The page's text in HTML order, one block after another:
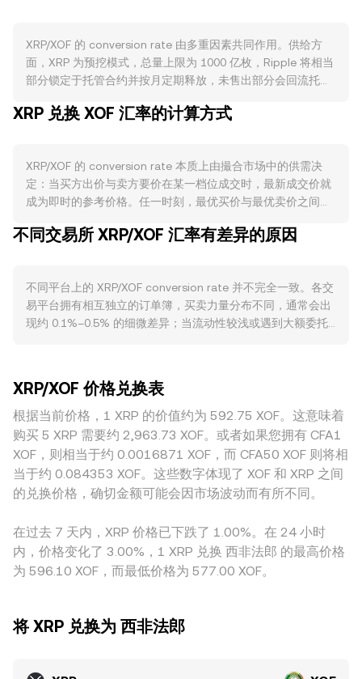
XRP/XOF 的 conversion rate 由多重因素共同作用。供给方
面，XRP 为预挖模式，总量上限为 1000 亿枚，Ripple 将相当
部分锁定于托管合约并按月定期释放，未售出部分会回流托
不存在比特币式的“减半”，也没有质押分红机制，因此新增流
的通道开通、合作机构的支付量增长、以及 XRPL 上的原生
DEX 活动、NFT（XLS-20）与即将扩展的 Hooks/侧链实验
等，都可能提升对 XRP 的需求。宏观层面，XRP 与比特币走
为西非金融共同体法郎，与欧元存在长期固定挂钩，因此欧元
券的诉讼进展、各国对加密资产支付与托管的许可政策，以及
西非地区关于法币出入金和跨境支付的规定，都会对市场情绪
与可用流动性产生显著影响。技术层面，永续合约资金费率的
的 conversion rate 并带来额外波动。
XRP 兑换 XOF 汇率的计算方式
XRP/XOF 的 conversion rate 本质上由撮合市场中的供需决
定：当买方出价与卖方要价在某一档位成交时，最新成交价就
成为即时的参考价格。任一时刻，最优买价与最优卖价之间的
venue，数据聚合商常使用成交量加权平均价（VWAP）来衡
上，若已知 conversion rate，则可用简单算式得到名义价
值：XOF Value = XRP Amount × rate；反之，XRP Amount =
XOF Value / rate。订单簿机制下，较深的买卖挂单会减少大
在 AMM 池中，定价由恒定乘积模型决定，满足 x × y = k，池
内价格可表示为 price = y/x，单边注入或移除都会沿曲线改变
价格。因此，在采用订单簿、聚合 VWAP、以及 AMM 池的不
同场景中，XRP/XOF 的 conversion rate 会围绕最新成交与流
动性分布不断微调。
不同交易所 XRP/XOF 汇率有差异的原因
不同平台上的 XRP/XOF conversion rate 并不完全一致。各交
易平台拥有相互独立的订单簿，买卖力量分布不同，通常会出
现约 0.1%–0.5% 的细微差异；当流动性较浅或遇到大额委托
XRP 的合规不确定性或法币出入金渠道的限制，可能导致本地
对 XRP 或 XOF 的溢价或折价。在实际报价路径上，许多平台
会通过中间计价资产形成 XRP/XOF 报价，例如先参考
XRP/USDT，再结合 USDT 对 XOF 的场外或银行端报价；当
USDT 相对美元或本地法币出现溢折价时，这一“基差”会传导
到最终的 XRP/XOF conversion rate。套利可在一定程度上压
缩跨平台价差，但受到转账时间、费用、合规审核与流动性约
XRP/XOF 价格兑换表
根据当前价格，1 XRP 的价值约为 592.75 XOF。这意味着
购买 5 XRP 需要约 2,963.73 XOF。或者如果您拥有 CFA1
XOF，则相当于约 0.0016871 XOF，而 CFA50 XOF 则将相
当于约 0.084353 XOF。这些数字体现了 XOF 和 XRP 之间
的兑换价格，确切金额可能会因市场波动而有所不同。
在过去 7 天内，XRP 价格已下跌了 1.00%。在 24 小时
内，价格变化了 3.00%，1 XRP 兑换 西非法郎 的最高价格
为 596.10 XOF，而最低价格为 577.00 XOF。
将 XRP 兑换为 西非法郎